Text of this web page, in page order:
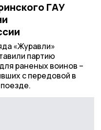
ГАУ
«Журавли»
партию
раненых воинов –
с передовой в